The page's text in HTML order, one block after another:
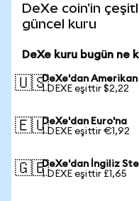
DeXe coin'in
güncel kuru
DeXe kuru bugün ne
🇺🇸DeXe'dan Amerikan
1 DEXE eşittir $2,22
🇪🇺DeXe'dan Euro'na
1 DEXE eşittir €1,92
🇬🇧DeXe'dan İngiliz
1 DEXE eşittir £1,65